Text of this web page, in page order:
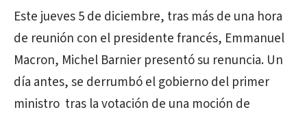
Este jueves 5 de diciembre, tras más de una hora
de reunión con el presidente francés, Emmanuel
Macron, Michel Barnier presentó su renuncia. Un
día antes, se derrumbó el gobierno del primer
ministro tras la votación de una moción de